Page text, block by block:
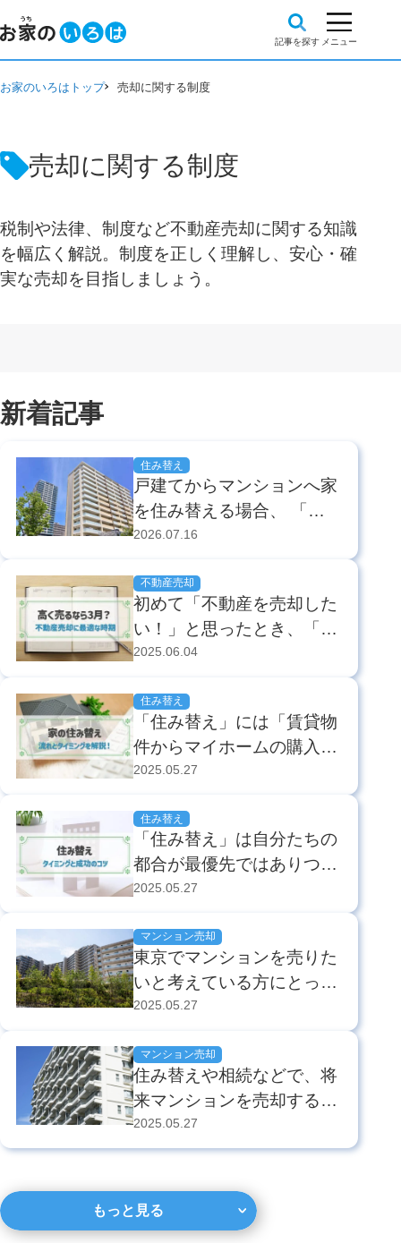
お家のいろはトップ 売却に関する制度
売却に関する制度
税制や法律、制度など不動産売却に関する知識
を幅広く解説。制度を正しく理解し、安心・確
実な売却を目指しましょう。
新着記事
住み替え
戸建てからマンションへ家
を住み替える場合、 「家
族から理解が得られない」
配」 と悩みや不安を持つ
人もいることでしょう。
近年はシニア世代を中心
に、戸建てからマンション
なっています...
2026.07.16
不動産売却
初めて「不動産を売却した
い！」と思ったとき、「今
が売り時なのか」「もっと
いったことが心配になりま
すよね。せっかくなら、
「なるべく高く、早く、上
手に売りたい！」と思うの
不動産の売却に最適な時
期...
2025.06.04
住み替え
「住み替え」には「賃貸物
件からマイホームの購入
へ」「自宅を売却して新し
まざまなケースがありま
す。また、住み替えたい理
由も以下のように異なりま
す。 ライフスタイルの変
子どもの独立、シニ...
2025.05.27
住み替え
「住み替え」は自分たちの
都合が最優先ではありつつ
も、できるだけ余計なお金
ミングを見計らって行いた
いものです。余計なお金が
かからないようにするため
には、次の2つのうちのど
ましいですよね。手持ち
の...
2025.05.27
マンション売却
東京でマンションを売りた
いと考えている方にとっ
て、依然として売りやすい
理由はいくつかあります
が、新築マンションの供給
戸数の減少が、中古マンシ
ョンの価格を押し上げてい
る大きな要因でしょう。東
2025.05.27
マンション売却
住み替えや相続などで、将
来マンションを売却する可
能性のある方なら誰でも、
売却のベストなタイミング
買主が見つかりやすいのか
などが気になっているので
2025.05.27
もっと見る